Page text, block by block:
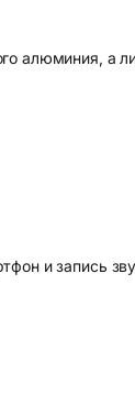
алюминия, а
и запись